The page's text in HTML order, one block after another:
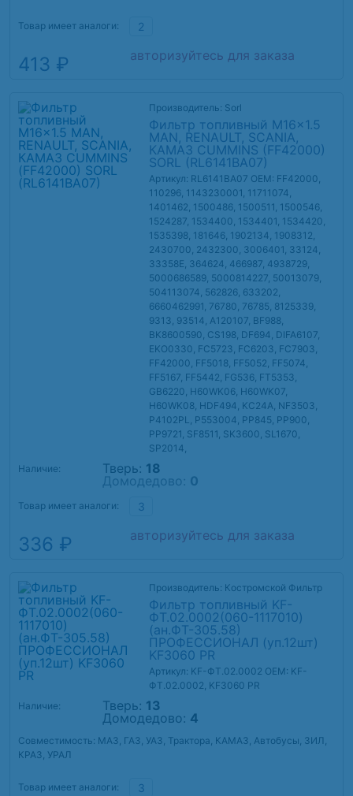
Товар имеет аналоги: 2
413 ₽ авторизуйтесь для заказа
Производитель: Sorl
Фильтр топливный M16x1.5
MAN, RENAULT, SCANIA,
КАМАЗ CUMMINS (FF42000)
SORL (RL6141BA07)
Артикул: RL6141BA07 OEM: FF42000,
110296, 1143230001, 11711074,
1401462, 1500486, 1500511, 1500546,
1524287, 1534400, 1534401, 1534420,
1535398, 181646, 1902134, 1908312,
2430700, 2432300, 3006401, 33124,
33358E, 364624, 466987, 4938729,
5000686589, 5000814227, 50013079,
504113074, 562826, 633202,
6660462991, 76780, 76785, 8125339,
9313, 93514, A120107, BF988,
BK8600590, CS198, DF694, DIFA6107,
EKO0330, FC5723, FC6203, FC7903,
FF42000, FF5018, FF5052, FF5074,
FF5167, FF5442, FG536, FT5353,
GB6220, H60WK06, H60WK07,
H60WK08, HDF494, KC24A, NF3503,
P4102PL, P553004, PP845, PP900,
PP9721, SF8511, SK3600, SL1670,
SP2014,
Наличие:
Тверь: 18
Домодедово: 0
Товар имеет аналоги: 3
336 ₽ авторизуйтесь для заказа
Производитель: Костромской Фильтр
Фильтр топливный KF-
ФТ.02.0002(060-1117010)
(ан.ФТ-305.58)
ПРОФЕССИОНАЛ (уп.12шт)
KF3060 PR
Артикул: KF-ФТ.02.0002 OEM: KF-
ФТ.02.0002, KF3060 PR
Наличие:
Тверь: 13
Домодедово: 4
Совместимость: МАЗ, ГАЗ, УАЗ, Трактора, КАМАЗ, Автобусы, ЗИЛ,
КРАЗ, УРАЛ
Товар имеет аналоги: 3